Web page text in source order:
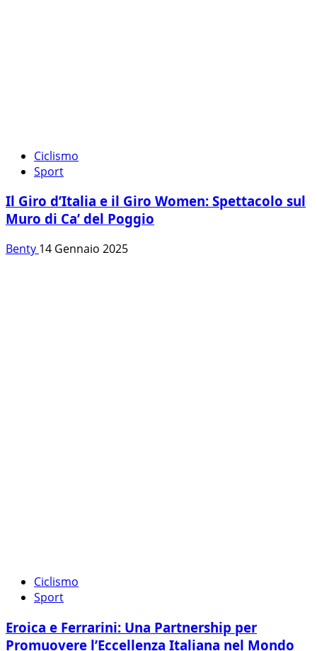
Ciclismo
Sport
Il Giro d’Italia e il Giro Women: Spettacolo sul
Muro di Ca’ del Poggio
Benty 14 Gennaio 2025
Ciclismo
Sport
Eroica e Ferrarini: Una Partnership per
Promuovere l’Eccellenza Italiana nel Mondo